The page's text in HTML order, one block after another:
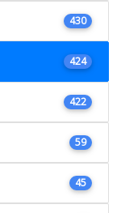
430
424
422
59
45